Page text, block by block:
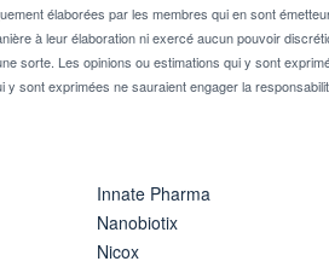
élaborées par les membres qui en sont
à leur élaboration ni exercé aucun pouvoir
sorte. Les opinions ou estimations qui y sont
sont exprimées ne sauraient engager la
Innate Pharma
Nanobiotix
Nicox